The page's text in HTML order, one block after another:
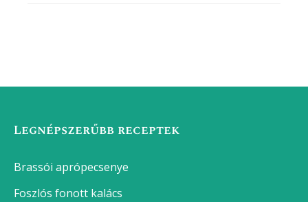
Legnépszerűbb receptek
Brassói aprópecsenye
Foszlós fonott kalács